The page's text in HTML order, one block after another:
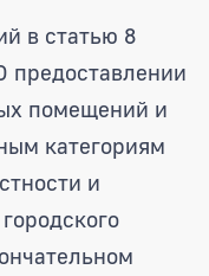
в статью 8
предоставлении
помещений и
категориям
и